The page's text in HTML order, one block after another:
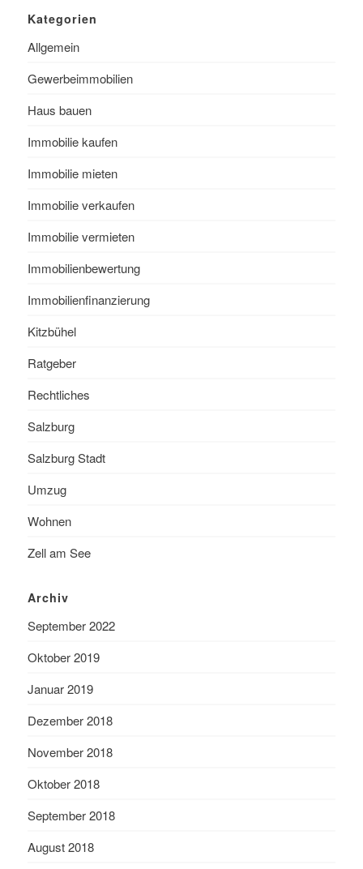
Kategorien
Allgemein
Gewerbeimmobilien
Haus bauen
Immobilie kaufen
Immobilie mieten
Immobilie verkaufen
Immobilie vermieten
Immobilienbewertung
Immobilienfinanzierung
Kitzbühel
Ratgeber
Rechtliches
Salzburg
Salzburg Stadt
Umzug
Wohnen
Zell am See
Archiv
September 2022
Oktober 2019
Januar 2019
Dezember 2018
November 2018
Oktober 2018
September 2018
August 2018